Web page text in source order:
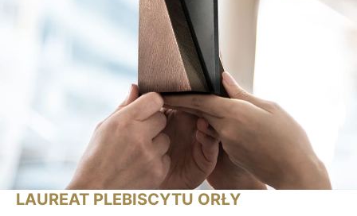
LAUREAT PLEBISCYTU ORŁY